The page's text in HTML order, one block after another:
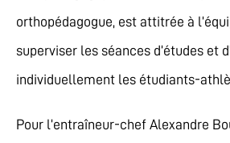
orthopédagogue, est attitrée à
superviser les séances d’études et
individuellement les étudiants-
Pour l’entraîneur-chef Alexandre